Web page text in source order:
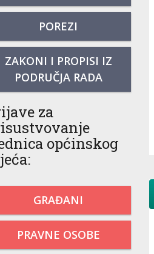
POREZI
ZAKONI I PROPISI IZ
PODRUČJA RADA
za
općinskog
GRAĐANI
PRAVNE OSOBE